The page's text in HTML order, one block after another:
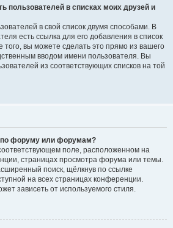
пользователей в списках моих друзей и
в свой список двумя способами. В
есть ссылка для его добавления в список
того, вы можете сделать это прямо из вашего
вводом имени пользователя. Вы
из соответствующих списков на той
по форуму или форумам?
поле, расположенном на
страницах просмотра форума или темы.
поиск, щёлкнув по ссылке
на всех страницах конференции.
зависеть от используемого стиля.